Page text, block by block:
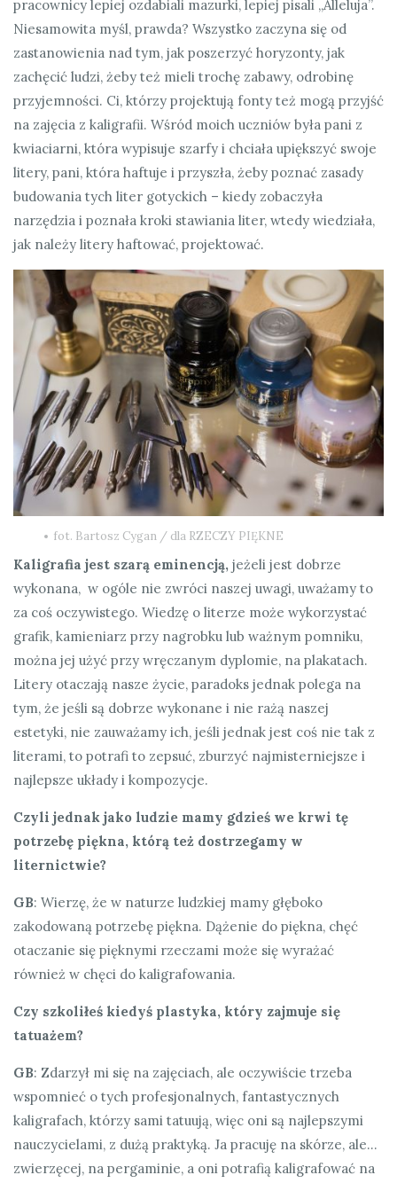
pracownicy lepiej ozdabiali mazurki, lepiej pisali „Alleluja”.
Niesamowita myśl, prawda? Wszystko zaczyna się od
zastanowienia nad tym, jak poszerzyć horyzonty, jak
zachęcić ludzi, żeby też mieli trochę zabawy, odrobinę
przyjemności. Ci, którzy projektują fonty też mogą przyjść
na zajęcia z kaligrafii. Wśród moich uczniów była pani z
kwiaciarni, która wypisuje szarfy i chciała upiększyć swoje
litery, pani, która haftuje i przyszła, żeby poznać zasady
budowania tych liter gotyckich – kiedy zobaczyła
narzędzia i poznała kroki stawiania liter, wtedy wiedziała,
jak należy litery haftować, projektować.
fot. Bartosz Cygan / dla RZECZY PIĘKNE
Kaligrafia jest szarą eminencją, jeżeli jest dobrze
wykonana, w ogóle nie zwróci naszej uwagi, uważamy to
za coś oczywistego. Wiedzę o literze może wykorzystać
grafik, kamieniarz przy nagrobku lub ważnym pomniku,
można jej użyć przy wręczanym dyplomie, na plakatach.
Litery otaczają nasze życie, paradoks jednak polega na
tym, że jeśli są dobrze wykonane i nie rażą naszej
estetyki, nie zauważamy ich, jeśli jednak jest coś nie tak z
literami, to potrafi to zepsuć, zburzyć najmisterniejsze i
najlepsze układy i kompozycje.
Czyli jednak jako ludzie mamy gdzieś we krwi tę
potrzebę piękna, którą też dostrzegamy w
liternictwie?
GB: Wierzę, że w naturze ludzkiej mamy głęboko
zakodowaną potrzebę piękna. Dążenie do piękna, chęć
otaczanie się pięknymi rzeczami może się wyrażać
również w chęci do kaligrafowania.
Czy szkoliłeś kiedyś plastyka, który zajmuje się
tatuażem?
GB: Zdarzył mi się na zajęciach, ale oczywiście trzeba
wspomnieć o tych profesjonalnych, fantastycznych
kaligrafach, którzy sami tatuują, więc oni są najlepszymi
nauczycielami, z dużą praktyką. Ja pracuję na skórze, ale…
zwierzęcej, na pergaminie, a oni potrafią kaligrafować na